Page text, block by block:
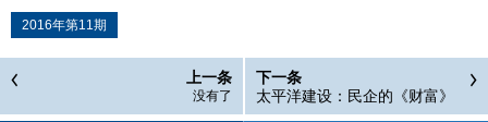
2016年第11期
上一条
没有了
下一条
太平洋建设：民企的《财富》
百强路